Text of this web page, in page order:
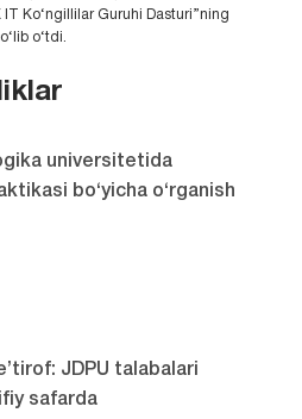
Ko‘ngillilar Guruhi Dasturi”ning
o‘tdi.
universitetida
bo‘yicha o‘rganish
JDPU talabalari
safarda